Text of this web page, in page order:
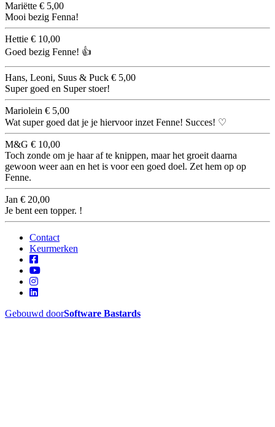
Mariëtte € 5,00
Mooi bezig Fenna!
Hettie € 10,00
Goed bezig Fenne! 👍
Hans, Leoni, Suus & Puck € 5,00
Super goed en Super stoer!
Mariolein € 5,00
Wat super goed dat je je hiervoor inzet Fenne! Succes! ♡
M&G € 10,00
Toch zonde om je haar af te knippen, maar het groeit daarna
gewoon weer aan en het is voor een goed doel. Zet hem op op
Fenne.
Jan € 20,00
Je bent een topper. !
Contact
Keurmerken
Gebouwd doorSoftware Bastards